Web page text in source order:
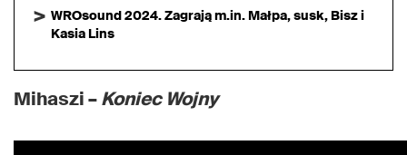
WROsound 2024. Zagrają m.in. Małpa, susk, Bisz i
Kasia Lins
Mihaszi –Koniec Wojny